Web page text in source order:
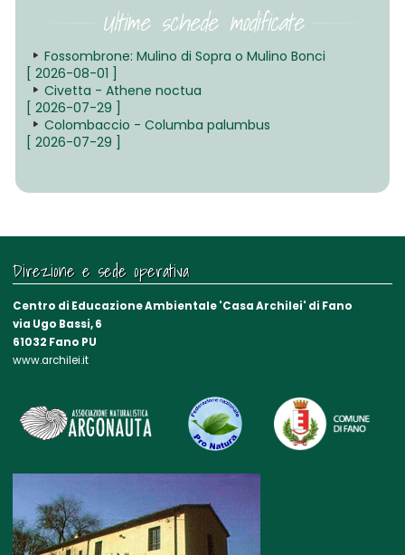
Ultime schede modificate
Fossombrone: Mulino di Sopra o Mulino Bonci
[ 2026-08-01 ]
Civetta - Athene noctua
[ 2026-07-29 ]
Colombaccio - Columba palumbus
[ 2026-07-29 ]
Direzione e sede operativa
Centro di Educazione Ambientale 'Casa Archilei' di Fano
via Ugo Bassi, 6
61032 Fano PU
www.archilei.it